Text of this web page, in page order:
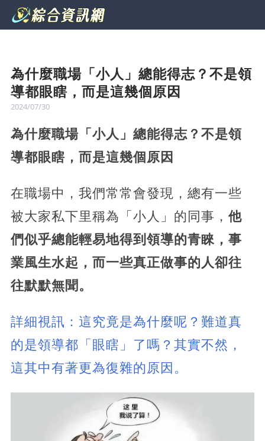
為什麼職場「小人」總能得志？不是領
導都眼瞎，而是這幾個原因
2024/07/30
為什麼職場「小人」總能得志？不是領
導都眼瞎，而是這幾個原因
在職場中，我們常常會發現，總有一些
被大家私下里稱為「小人」的同事， 他
們似乎總能輕易地得到領導的青睞，事
業風生水起，而一些真正做事的人卻往
往默默無聞。
詳細視訊：這究竟是為什麼呢？難道真
的是領導都「眼瞎」了嗎？其實不然，
這其中有著更為復雜的原因。